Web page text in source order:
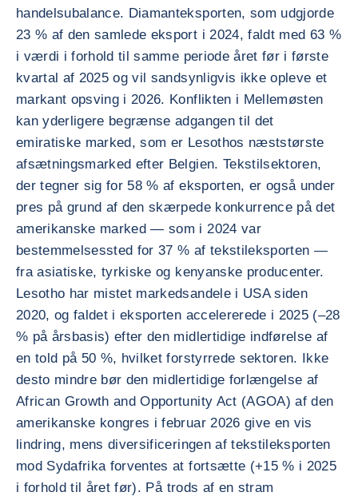
handelsubalance. Diamanteksporten, som udgjorde
23 % af den samlede eksport i 2024, faldt med 63 %
i værdi i forhold til samme periode året før i første
kvartal af 2025 og vil sandsynligvis ikke opleve et
markant opsving i 2026. Konflikten i Mellemøsten
kan yderligere begrænse adgangen til det
emiratiske marked, som er Lesothos næststørste
afsætningsmarked efter Belgien. Tekstilsektoren,
der tegner sig for 58 % af eksporten, er også under
pres på grund af den skærpede konkurrence på det
amerikanske marked — som i 2024 var
bestemmelsessted for 37 % af tekstileksporten —
fra asiatiske, tyrkiske og kenyanske producenter.
Lesotho har mistet markedsandele i USA siden
2020, og faldet i eksporten accelererede i 2025 (–28
% på årsbasis) efter den midlertidige indførelse af
en told på 50 %, hvilket forstyrrede sektoren. Ikke
desto mindre bør den midlertidige forlængelse af
African Growth and Opportunity Act (AGOA) af den
amerikanske kongres i februar 2026 give en vis
lindring, mens diversificeringen af tekstileksporten
mod Sydafrika forventes at fortsætte (+15 % i 2025
i forhold til året før). På trods af en stram